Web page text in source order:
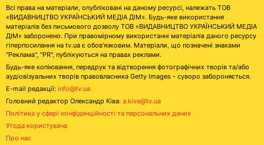
Всі права на матеріали, опубліковані на даному ресурсі, належать ТОВ
«ВИДАВНИЦТВО УКРАЇНСЬКИЙ МЕДІА ДІМ». Будь-яке використання
матеріалів без письмового дозволу ТОВ «ВИДАВНИЦТВО УКРАЇНСЬКИЙ МЕДІА
ДІМ» заборонено. При правомірному використанні матеріалів даного ресурсу
гіперпосилання на tv.ua є обов'язковим. Матеріали, що позначені знаками
"Реклама", "PR", публікуються на правах реклами.
Будь-яке копіювання, передрук та відтворення фотографічних творів та/або
аудіовізуальних творів правовласника Getty Images - суворо забороняється.
E-mail редакції: info@tv.ua
Головний редактор Олександр Ківа: a.kiva@tv.ua
Політика у сфері конфіденційності та персональних даних
Угода користувача
Про нас